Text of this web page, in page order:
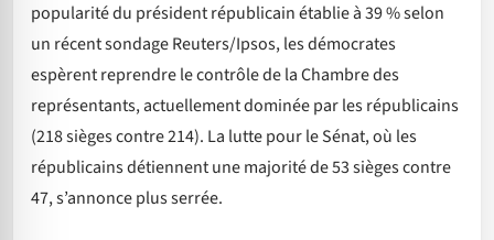
popularité du président républicain établie à 39 % selon
un récent sondage Reuters/Ipsos, les démocrates
espèrent reprendre le contrôle de la Chambre des
représentants, actuellement dominée par les républicains
(218 sièges contre 214). La lutte pour le Sénat, où les
républicains détiennent une majorité de 53 sièges contre
47, s’annonce plus serrée.